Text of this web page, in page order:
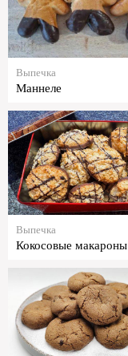
Выпечка
Маннеле
Выпечка
Кокосовые макароны